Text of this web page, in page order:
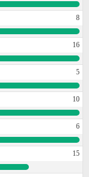
8
16
5
10
6
15